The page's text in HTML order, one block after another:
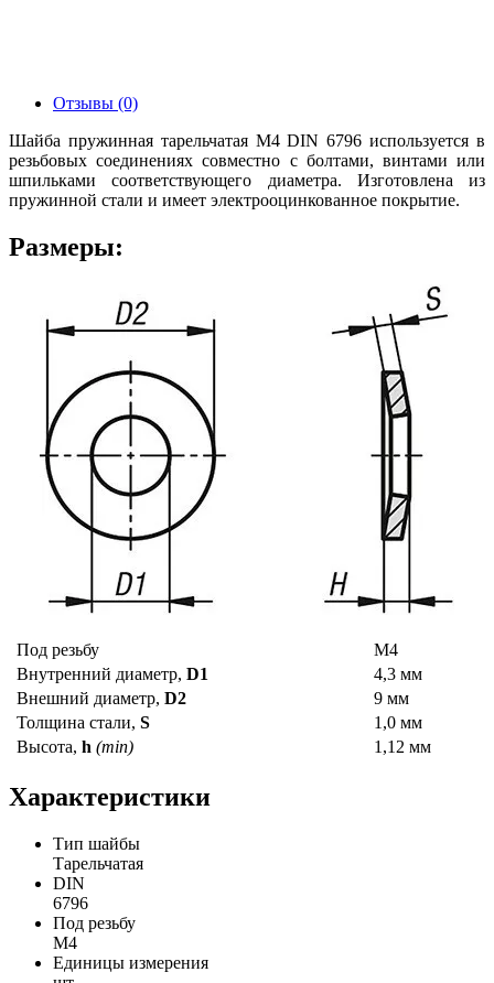
Отзывы (0)
Шайба пружинная тарельчатая М4 DIN 6796 используется в
резьбовых соединениях совместно с болтами, винтами или
шпильками соответствующего диаметра. Изготовлена из
пружинной стали и имеет электрооцинкованное покрытие.
Размеры:
Под резьбу
М4
Внутренний диаметр, D1
4,3 мм
Внешний диаметр, D2
9 мм
Толщина стали, S
1,0 мм
Высота, h (min) 1,12 мм
Характеристики
Тип шайбы
Тарельчатая
DIN
6796
Под резьбу
М4
Единицы измерения